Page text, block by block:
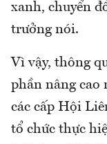
xanh, chuyển
trưởng nói.
Vì vậy, thông
phần nâng cao
các cấp Hội
tổ chức thực